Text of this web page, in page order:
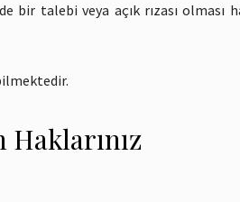
talebi veya açık rızası olması
Haklarınız